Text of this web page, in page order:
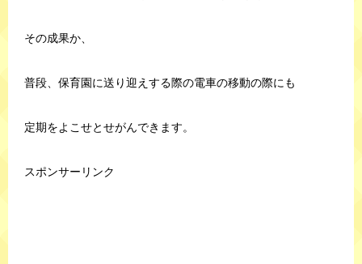
その成果か、
普段、保育園に送り迎えする際の電車の移動の際にも
定期をよこせとせがんできます。
スポンサーリンク